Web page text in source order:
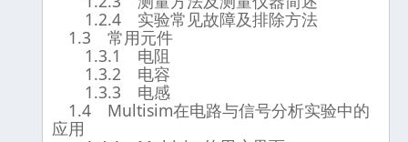
1.2.4 实验常见故障及排除方法
1.3 常用元件
1.3.1 电阻
1.3.2 电容
1.3.3 电感
1.4 Multisim在电路与信号分析实验中的
应用